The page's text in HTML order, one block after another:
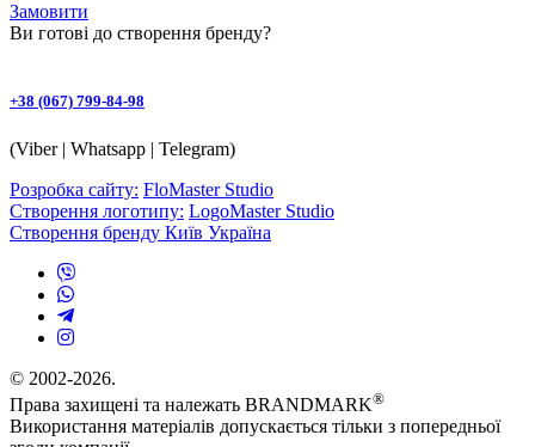
Замовити
Ви готові до створення бренду?
+38 (067) 799-84-98
(Viber | Whatsapp | Telegram)
Розробка сайту: FloMaster Studio
Створення логотипу: LogoMaster Studio
Створення бренду Київ Україна
© 2002-2026.
Права захищені та належать BRANDMARK®
Використання матеріалів допускається тільки з попередньої